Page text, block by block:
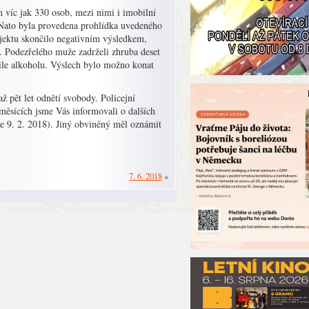
víc jak 330 osob, mezi nimi i imobilní
byla provedena prohlídka uvedeného
skončilo negativním výsledkem,
muže zadrželi zhruba deset
alkoholu. Výslech bylo možno konat
pět let odnětí svobody. Policejní
jsme Vás informovali o dalších
9. 2. 2018). Jiný obviněný měl oznámit
7. 6. 2018»